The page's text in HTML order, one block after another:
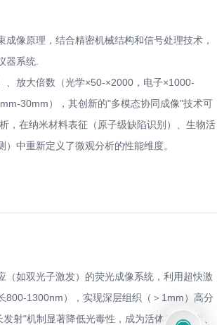
像原理，结合精密机械结构和信号处理技术，
器系统.
、放大倍数（光学×50-×2000，电子×1000-
30mm），其创新的"多模态协同成像"技术可
，在纳米材料表征（原子级缺陷识别）、生物活
中重新定义了微观分析的性能维度。
如双光子激发）的荧光成像系统，利用超快激
800-1300nm），实现深层组织（＞1mm）高分
射"机制显著降低光毒性，成为活体神经科学、